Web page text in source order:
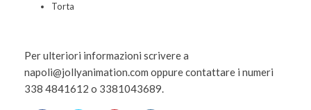
Torta
Per ulteriori informazioni scrivere a
napoli@jollyanimation.com oppure contattare i numeri
338 4841612 o 3381043689.